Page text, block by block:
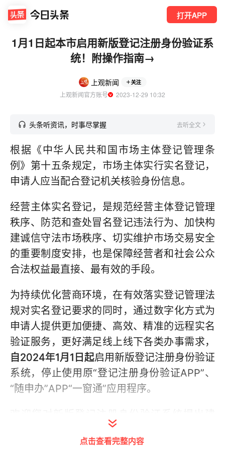
打开APP
1月1日起本市启用新版登记注册身份验证系
统！附操作指南→
上观新闻 关注
上观新闻官方账号
  2023-12-29 10:32
头条听资讯，时事尽掌握 去听全文
根据《中华人民共和国市场主体登记管理条
例》第十五条规定，市场主体实行实名登记，
申请人应当配合登记机关核验身份信息。
经营主体实名登记，是规范经营主体登记管理
秩序、防范和查处冒名登记违法行为、加快构
建诚信守法市场秩序、切实维护市场交易安全
的重要制度安排，也是保障经营者和社会公众
合法权益最直接、最有效的手段。
为持续优化营商环境，在有效落实登记管理法
规对实名登记要求的同时，通过数字化方式为
申请人提供更加便捷、高效、精准的远程实名
验证服务，更好满足线上线下各类办事需求，
自2024年1月1日 起启用新版登记注册身份验证
系统，停止使用原“登记注册身份验证APP”、
“随申办”APP“一窗通”应用程序。
议，我们将根据您的建议，不断优化完善，感
谢您对实名登记工作的理解、配合和支持！
点击查看完整内容